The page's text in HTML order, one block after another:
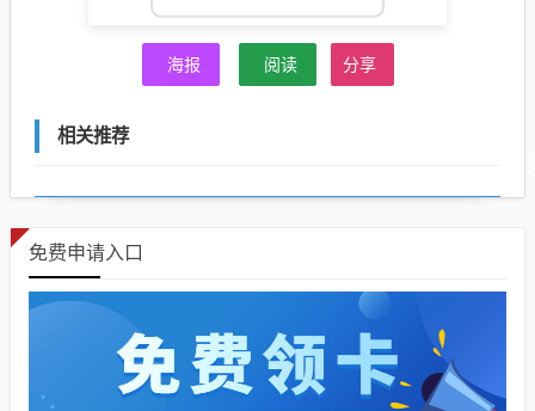
海报 阅读 分享
相关推荐
免费申请入口